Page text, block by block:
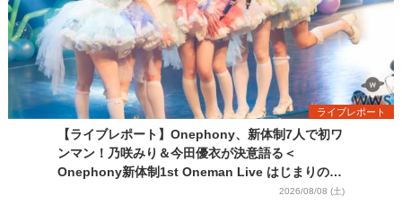
ライブレポート
【ライブレポート】Onephony、新体制7人で初ワ
ンマン！乃咲みり＆今田優衣が決意語る＜
Onephony新体制1st Oneman Live はじまりの夏
2026/08/08 (土)